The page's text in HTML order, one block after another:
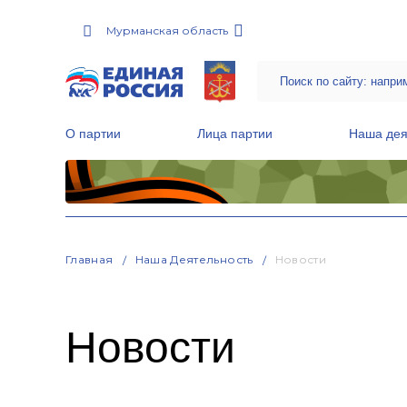
Мурманская область
О партии Лица партии Наша
Главная Наша Деятельность Новости
Новости